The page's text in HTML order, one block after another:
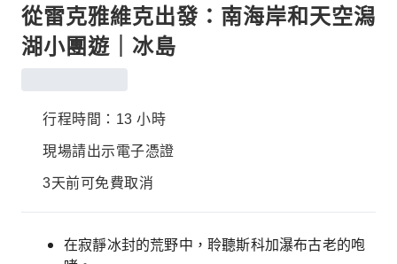
從雷克雅維克出發：南海岸和天空潟
湖小團遊｜冰島
行程時間：13 小時
現場請出示電子憑證
3天前可免費取消
在寂靜冰封的荒野中，聆聽斯科加瀑布古老的咆